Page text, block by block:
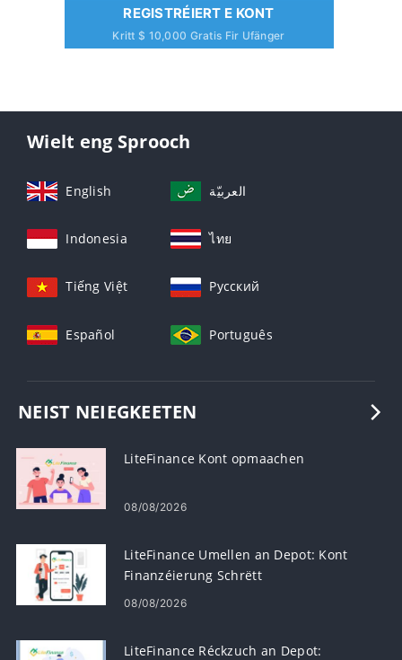
REGISTRÉIERT E KONT
Kritt $ 10,000 Gratis Fir Ufänger
Wielt eng Sprooch
English العربيّة
Indonesia ไทย
Tiếng Việt Русский
Español Português
NEIST NEIEGKEETEN
LiteFinance Kont opmaachen
08/08/2026
LiteFinance Umellen an Depot: Kont
Finanzéierung Schrëtt
08/08/2026
LiteFinance Réckzuch an Depot: